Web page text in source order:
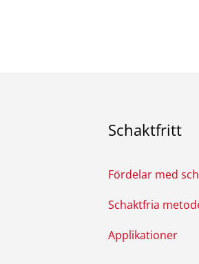
Schaktfritt
Fördelar med
Schaktfria
Applikationer